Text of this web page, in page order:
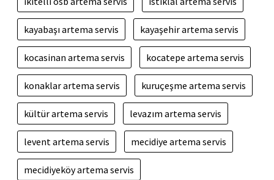
kayabaşı artema servis kayaşehir artema servis
kocasinan artema servis kocatepe artema servis
konaklar artema servis kuruçeşme artema servis
kültür artema servis levazım artema servis
levent artema servis mecidiye artema servis
mecidiyeköy artema servis